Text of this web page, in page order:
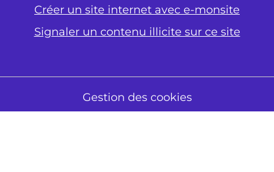
Créer un site internet avec e-monsite
Signaler un contenu illicite sur ce site
Gestion des cookies